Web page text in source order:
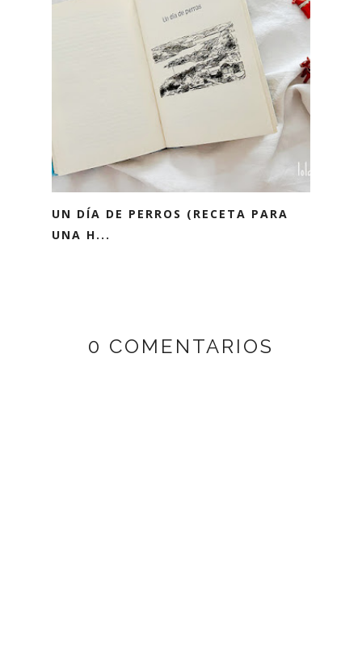
UN DÍA DE PERROS (RECETA PARA
UNA H...
0 COMENTARIOS